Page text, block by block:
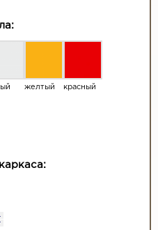
желтый красный